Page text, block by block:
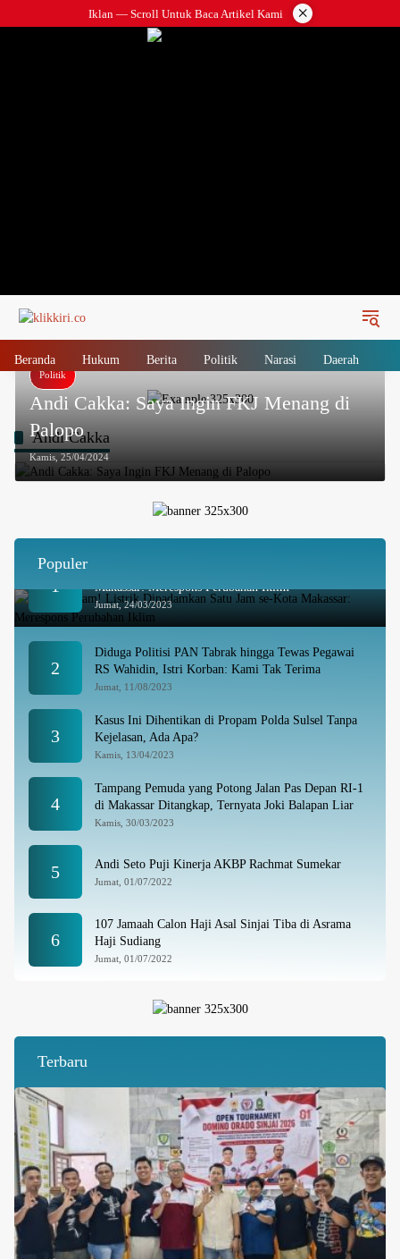
ke
Iklan — Scroll Untuk Baca Artikel Kami ×
Beranda Hukum Berita Politik Narasi Daerah
Andi Cakka
Politik
Andi Cakka: Saya Ingin FKJ Menang di
Palopo
Kamis, 25/04/2024
Populer
1
Makassar: Merespons Perubahan Iklim
Jumat, 24/03/2023
2
Diduga Politisi PAN Tabrak hingga Tewas Pegawai
RS Wahidin, Istri Korban: Kami Tak Terima
Jumat, 11/08/2023
3
Kasus Ini Dihentikan di Propam Polda Sulsel Tanpa
Kejelasan, Ada Apa?
Kamis, 13/04/2023
4
Tampang Pemuda yang Potong Jalan Pas Depan RI-1
di Makassar Ditangkap, Ternyata Joki Balapan Liar
Kamis, 30/03/2023
5 Andi Seto Puji Kinerja AKBP Rachmat Sumekar
Jumat, 01/07/2022
6
107 Jamaah Calon Haji Asal Sinjai Tiba di Asrama
Haji Sudiang
Jumat, 01/07/2022
Terbaru